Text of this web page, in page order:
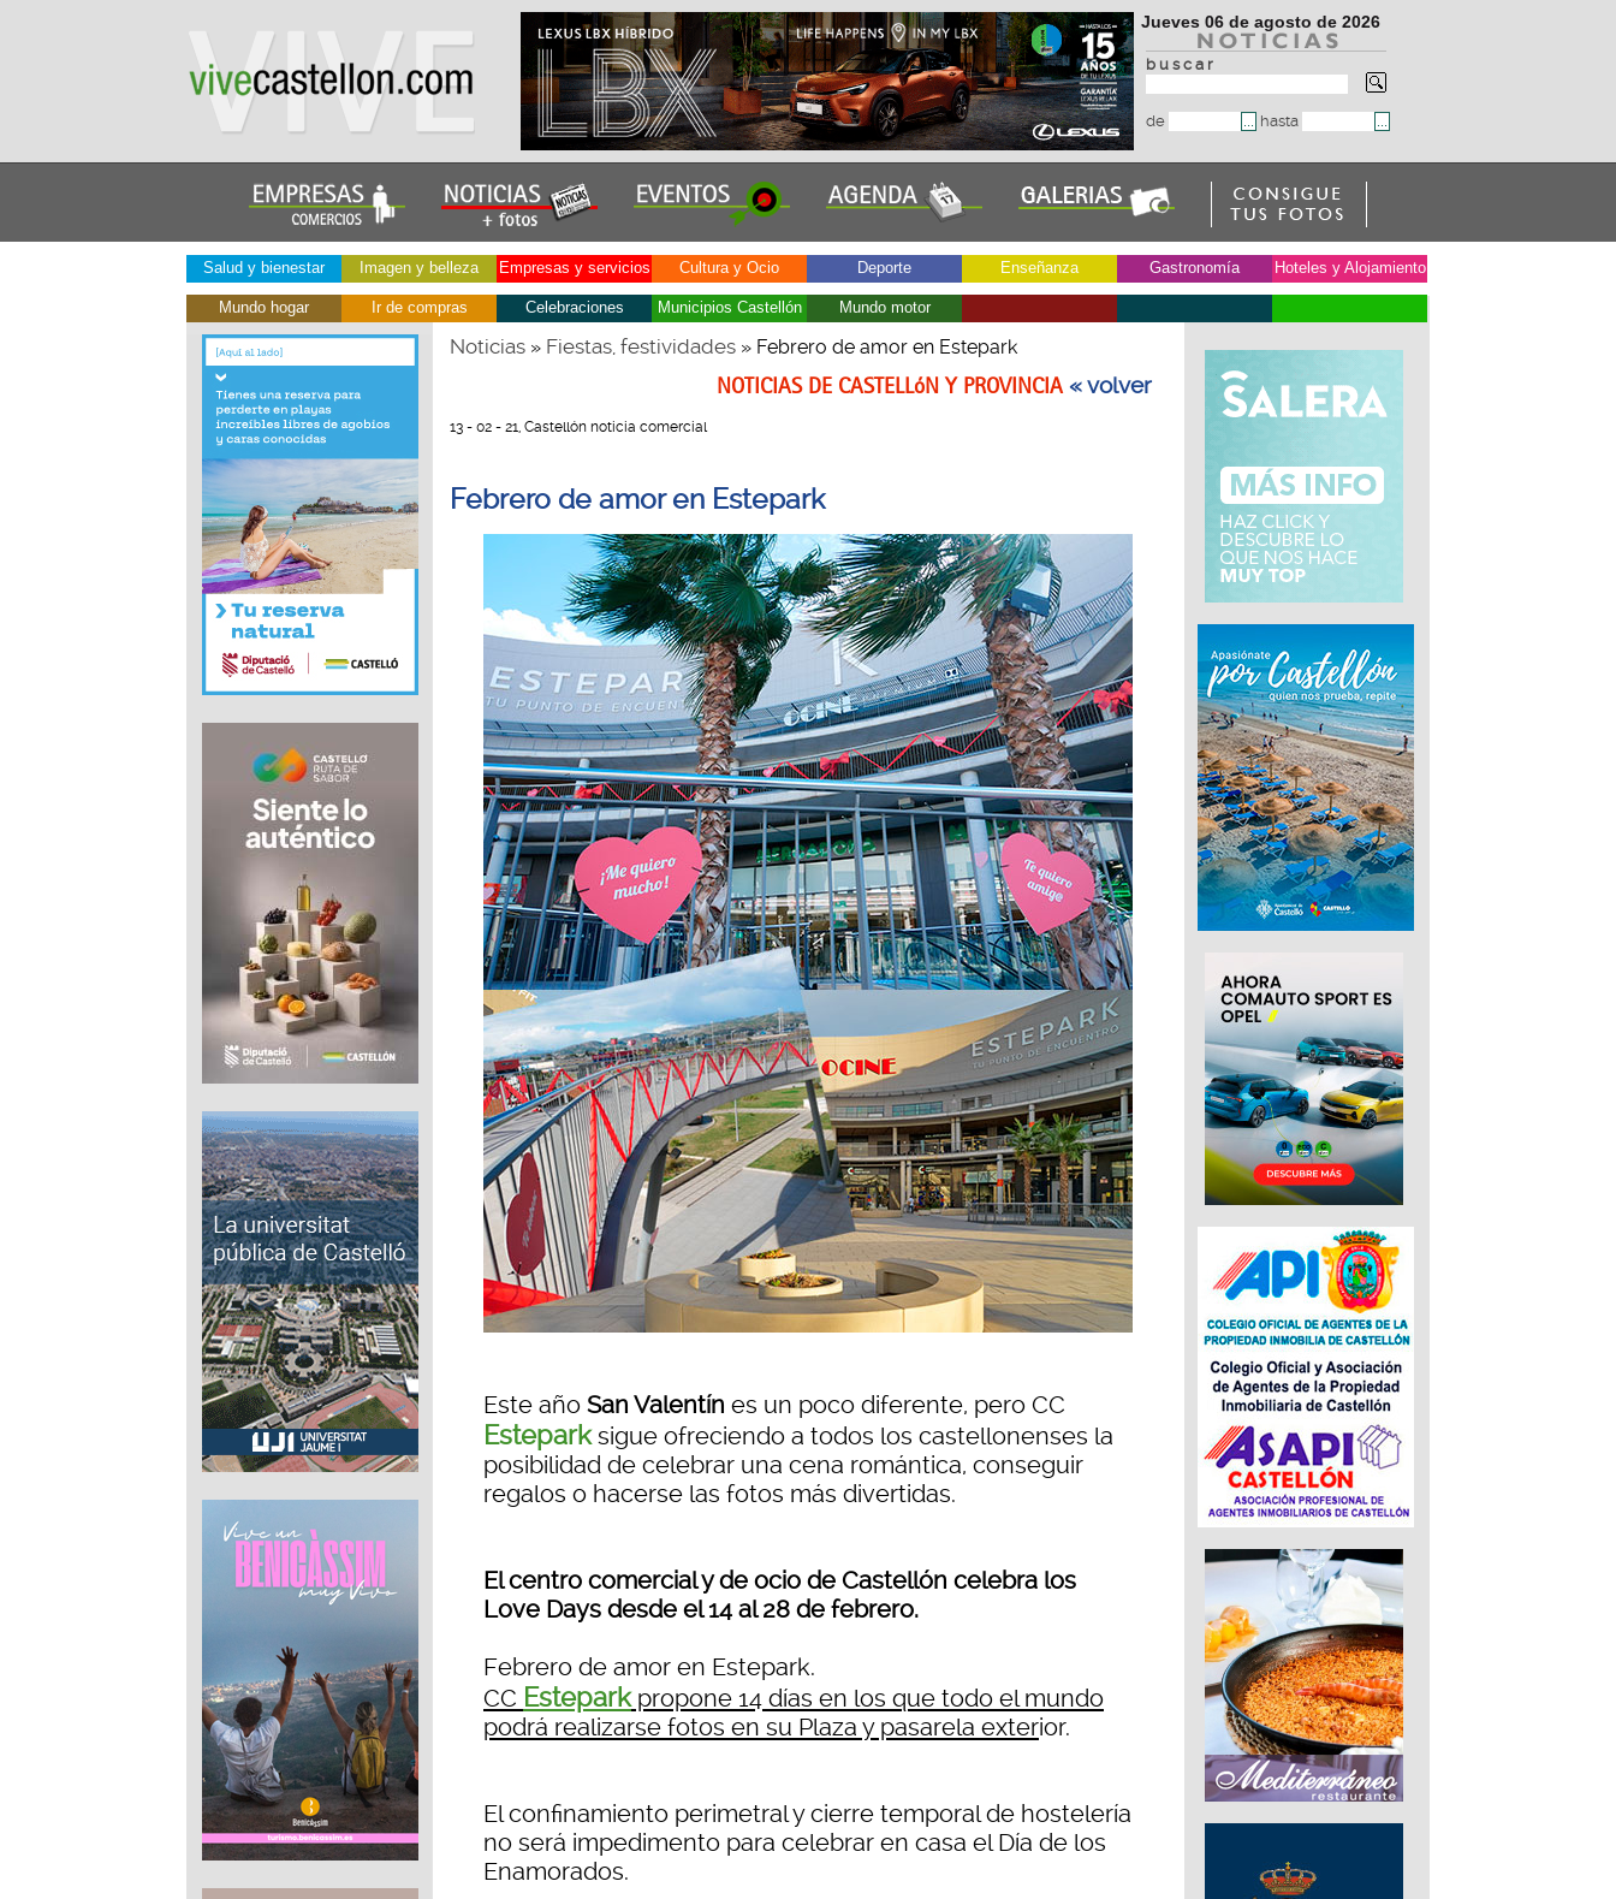
Jueves 06 de agosto de 2026
b u s c a r
de hasta
Salud y bienestar Imagen y belleza Empresas y servicios Cultura y Ocio Deporte Enseñanza Gastronomía Hoteles y Alojamiento
Mundo hogar Ir de compras Celebraciones Municipios Castellón Mundo motor
Noticias» Fiestas, festividades» Febrero de amor en Estepark
NOTICIAS DE CASTELLóN Y PROVINCIA« volver
13 - 02 - 21, Castellón noticia comercial
Febrero de amor en Estepark
Este año San Valentín es un poco diferente, pero CC
Esteparksigue ofreciendo a todos los castellonenses la
posibilidad de celebrar una cena romántica, conseguir
regalos o hacerse las fotos más divertidas.
El centro comercial y de ocio de Castellón celebra los
Love Days desde el 14 al 28 de febrero.
Febrero de amor en Estepark.
CC Esteparkpropone 14 días en los que todo el mundo
podrá realizarse fotos en su Plaza y pasarela exterior.
El confinamiento perimetral y cierre temporal de hostelería
no será impedimento para celebrar en casa el Día de los
Enamorados.